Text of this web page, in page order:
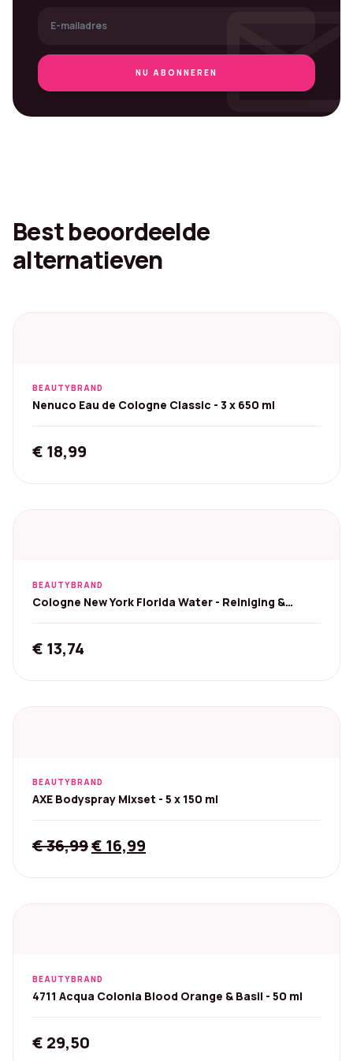
NU ABONNEREN
Best beoordeelde
alternatieven
BEAUTYBRAND
Nenuco Eau de Cologne Classic - 3 x 650 ml
€ 18,99
BEAUTYBRAND
Cologne New York Florida Water - Reiniging &
€ 13,74
BEAUTYBRAND
AXE Bodyspray Mixset - 5 x 150 ml
€36,99Original
€ 16,99
BEAUTYBRAND
4711 Acqua Colonia Blood Orange & Basil - 50 ml
€ 29,50